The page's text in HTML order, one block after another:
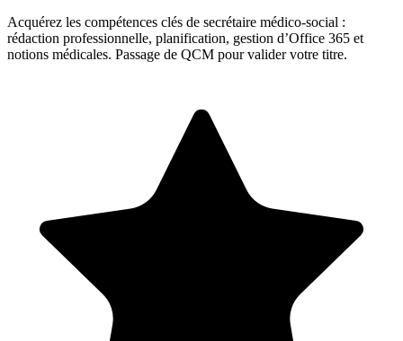
Acquérez les compétences clés de secrétaire médico-social :
rédaction professionnelle, planification, gestion d’Office 365 et
notions médicales. Passage de QCM pour valider votre titre.